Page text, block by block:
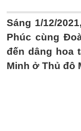
Sáng 1/12/
Phúc cùng
đến dâng hoa
Minh ở Thủ đô